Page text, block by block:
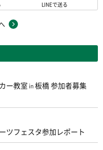
LINEで送る
ー教室㏌板橋 参加者募集
ツフェスタ参加レポート